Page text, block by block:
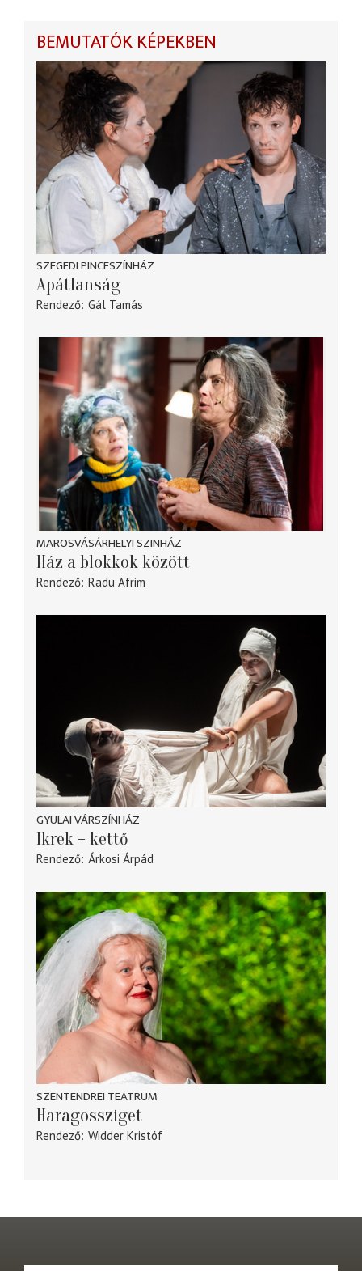
BEMUTATÓK KÉPEKBEN
SZEGEDI PINCESZÍNHÁZ
Apátlanság
Rendező Gál Tamás
MAROSVÁSÁRHELYI SZINHÁZ
Ház a blokkok között
Rendező Radu Afrim
GYULAI VÁRSZÍNHÁZ
Ikrek – kettő
Rendező Árkosi Árpád
SZENTENDREI TEÁTRUM
Haragossziget
Rendező Widder Kristóf